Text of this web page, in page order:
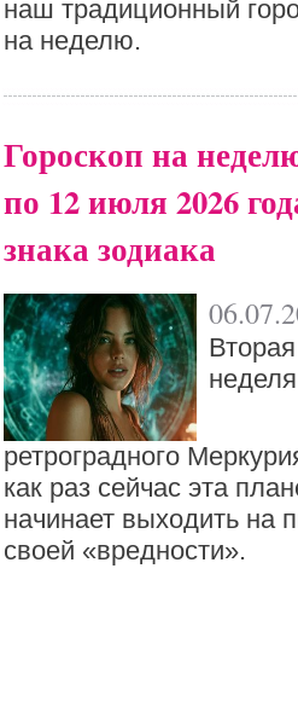
наш традиционный
на неделю.
Гороскоп на
по 12 июля 2026
знака зодиака
Вторая
неделя
ретроградного
как раз сейчас эта
начинает выходить на
своей «вредности».